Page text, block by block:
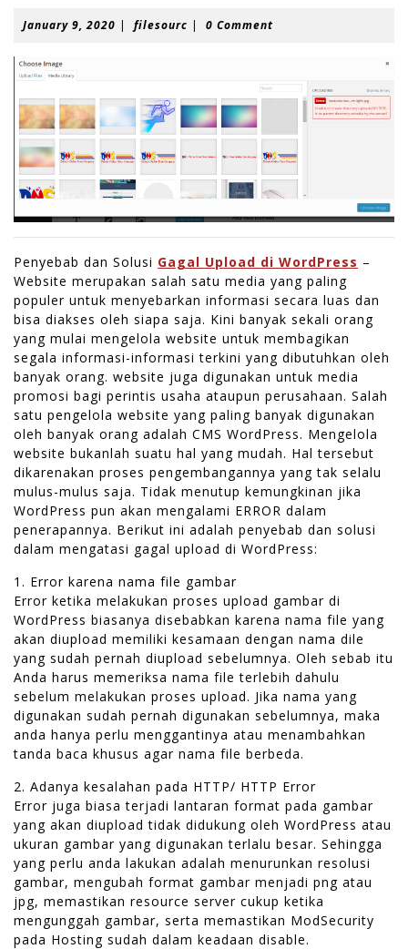
January 9, 2020
y
9
,
2
0
0
| filesourcf
o
u
r
c
| 0 Comment
Penyebab dan Solusi Gagal Upload di WordPress –
Website merupakan salah satu media yang paling
populer untuk menyebarkan informasi secara luas dan
bisa diakses oleh siapa saja. Kini banyak sekali orang
yang mulai mengelola website untuk membagikan
segala informasi-informasi terkini yang dibutuhkan oleh
banyak orang. website juga digunakan untuk media
promosi bagi perintis usaha ataupun perusahaan. Salah
satu pengelola website yang paling banyak digunakan
oleh banyak orang adalah CMS WordPress. Mengelola
website bukanlah suatu hal yang mudah. Hal tersebut
dikarenakan proses pengembangannya yang tak selalu
mulus-mulus saja. Tidak menutup kemungkinan jika
WordPress pun akan mengalami ERROR dalam
penerapannya. Berikut ini adalah penyebab dan solusi
dalam mengatasi gagal upload di WordPress:
1. Error karena nama file gambar
Error ketika melakukan proses upload gambar di
WordPress biasanya disebabkan karena nama file yang
akan diupload memiliki kesamaan dengan nama dile
yang sudah pernah diupload sebelumnya. Oleh sebab itu
Anda harus memeriksa nama file terlebih dahulu
sebelum melakukan proses upload. Jika nama yang
digunakan sudah pernah digunakan sebelumnya, maka
anda hanya perlu menggantinya atau menambahkan
tanda baca khusus agar nama file berbeda.
2. Adanya kesalahan pada HTTP/ HTTP Error
Error juga biasa terjadi lantaran format pada gambar
yang akan diupload tidak didukung oleh WordPress atau
ukuran gambar yang digunakan terlalu besar. Sehingga
yang perlu anda lakukan adalah menurunkan resolusi
gambar, mengubah format gambar menjadi png atau
jpg, memastikan resource server cukup ketika
mengunggah gambar, serta memastikan ModSecurity
pada Hosting sudah dalam keadaan disable.